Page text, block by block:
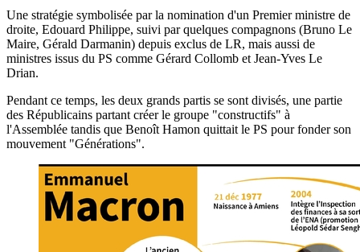
Une stratégie symbolisée par la nomination d'un Premier ministre de
droite, Edouard Philippe, suivi par quelques compagnons (Bruno Le
Maire, Gérald Darmanin) depuis exclus de LR, mais aussi de
ministres issus du PS comme Gérard Collomb et Jean-Yves Le
Drian.
Pendant ce temps, les deux grands partis se sont divisés, une partie
des Républicains partant créer le groupe "constructifs" à
l'Assemblée tandis que Benoît Hamon quittait le PS pour fonder son
mouvement "Générations".